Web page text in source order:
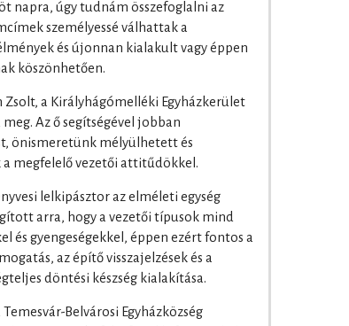
napra, úgy tudnám összefoglalni az
személyessé válhattak a
és újonnan kialakult vagy éppen
köszönhetően.
Zsolt, a Királyhágómelléki Egyházkerület
Az ő segítségével jobban
önismeretünk mélyülhetett és
megfelelő vezetői attitűdökkel.
lelkipásztor az elméleti egység
arra, hogy a vezetői típusok mind
és gyengeségekkel, éppen ezért fontos a
az építő visszajelzések és a
döntési készség kialakítása.
Belvárosi Egyházközség